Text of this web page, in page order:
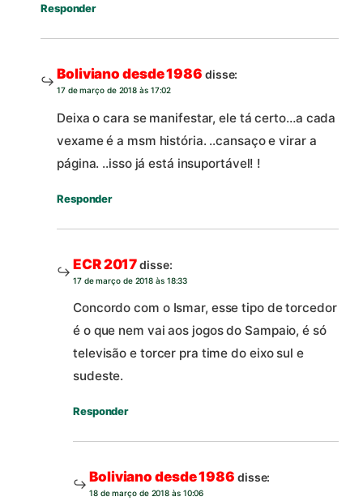
Responder
Boliviano desde 1986 disse:
17 de março de 2018 às 17:02
Deixa o cara se manifestar, ele tá certo…a cada
vexame é a msm história. ..cansaço e virar a
página. ..isso já está insuportável! !
Responder
ECR 2017disse:
17 de março de 2018 às 18:33
Concordo com o Ismar, esse tipo de torcedor
é o que nem vai aos jogos do Sampaio, é só
televisão e torcer pra time do eixo sul e
sudeste.
Responder
Boliviano desde 1986 disse:
18 de março de 2018 às 10:06